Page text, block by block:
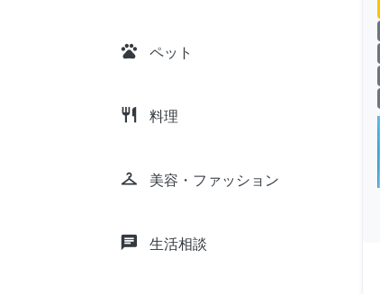
pets ペット
restaurant 料理
checkroom 美容・ファッション
chat 生活相談